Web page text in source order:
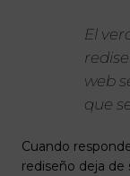
El
web
que
Cuando
rediseño deja